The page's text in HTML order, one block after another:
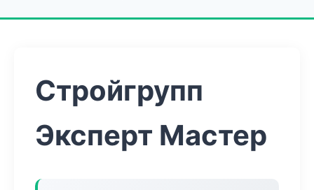
Стройгрупп
Эксперт Мастер